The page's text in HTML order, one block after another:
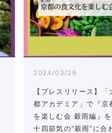
2024/03/29
【プレスリリース】
都アカデミア」で『京
を楽しむ会 穀雨編』
十四節気の“穀雨”に合